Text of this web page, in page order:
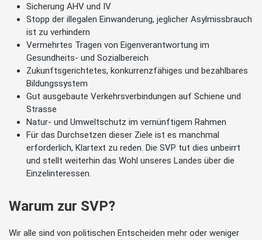
Sicherung AHV und IV
Stopp der illegalen Einwanderung, jeglicher Asylmissbrauch
ist zu verhindern
Vermehrtes Tragen von Eigenverantwortung im
Gesundheits- und Sozialbereich
Zukunftsgerichtetes, konkurrenzfähiges und bezahlbares
Bildungssystem
Gut ausgebaute Verkehrsverbindungen auf Schiene und
Strasse
Natur- und Umweltschutz im vernünftigem Rahmen
Für das Durchsetzen dieser Ziele ist es manchmal
erforderlich, Klartext zu reden. Die SVP tut dies unbeirrt
und stellt weiterhin das Wohl unseres Landes über die
Einzelinteressen.
Warum zur SVP?
Wir alle sind von politischen Entscheiden mehr oder weniger